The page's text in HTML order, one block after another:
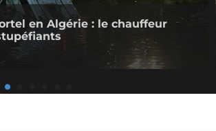
en Algérie : le chauffeur